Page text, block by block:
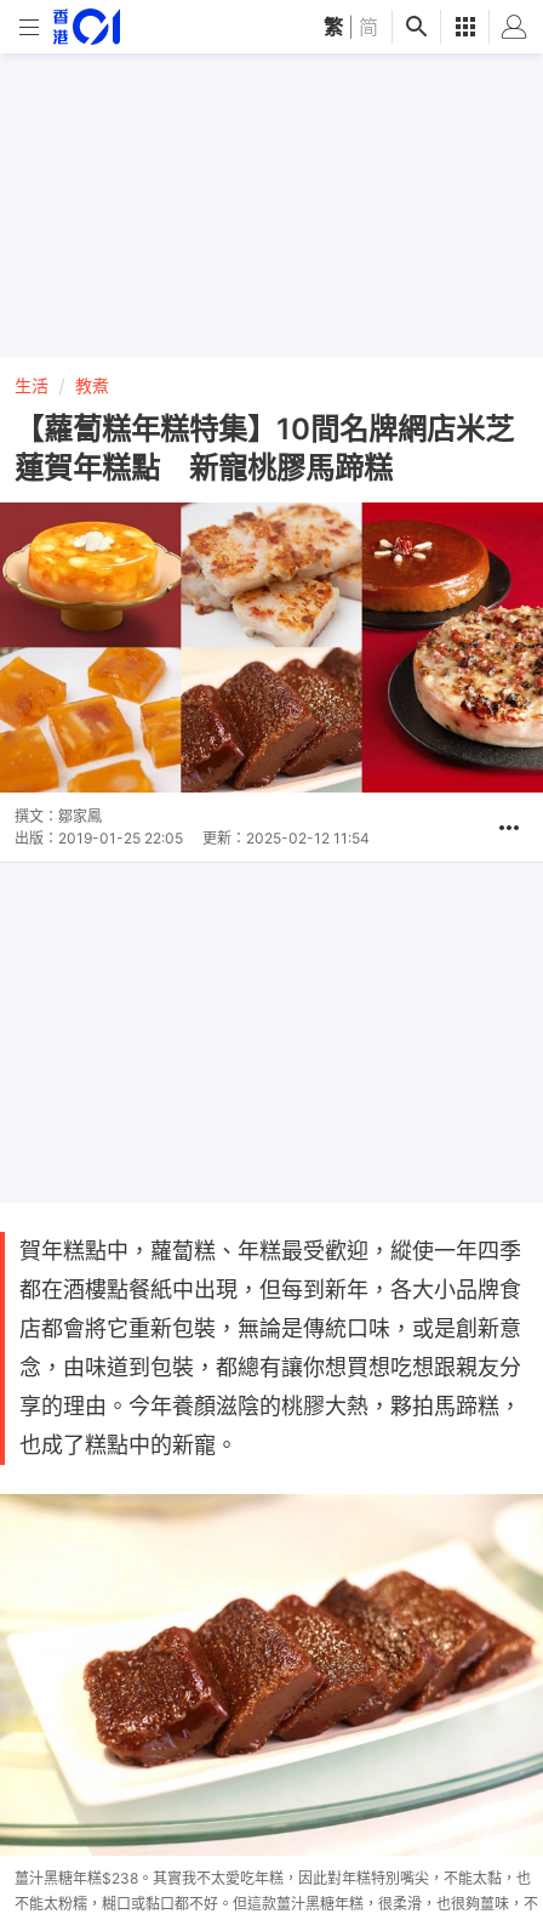
繁 简
生活 教煮
【蘿蔔糕年糕特集】10間名牌網店米芝
蓮賀年糕點 新寵桃膠馬蹄糕
撰文： 鄒家鳳
出版： 2019-01-25 22:05 更新： 2025-02-12 11:54
賀年糕點中，蘿蔔糕、年糕最受歡迎，縱使一年四季
都在酒樓點餐紙中出現，但每到新年，各大小品牌食
店都會將它重新包裝，無論是傳統口味，或是創新意
念，由味道到包裝，都總有讓你想買想吃想跟親友分
享的理由。今年養顏滋陰的桃膠大熱，夥拍馬蹄糕，
也成了糕點中的新寵。
薑汁黑糖年糕$238。其實我不太愛吃年糕，因此對年糕特別嘴尖，不能太黏，也
不能太粉糯，糊口或黏口都不好。但這款薑汁黑糖年糕，很柔滑，也很夠薑味，不